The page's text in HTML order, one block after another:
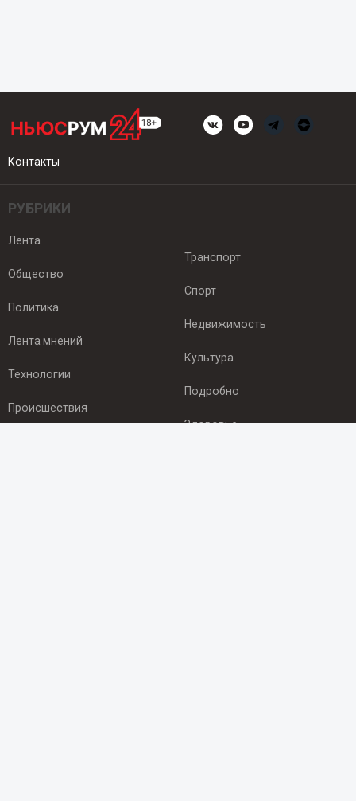
Контакты
РУБРИКИ
Лента
Общество
Политика
Лента мнений
Технологии
Происшествия
Транспорт
Спорт
Недвижимость
Культура
Подробно
Здоровье